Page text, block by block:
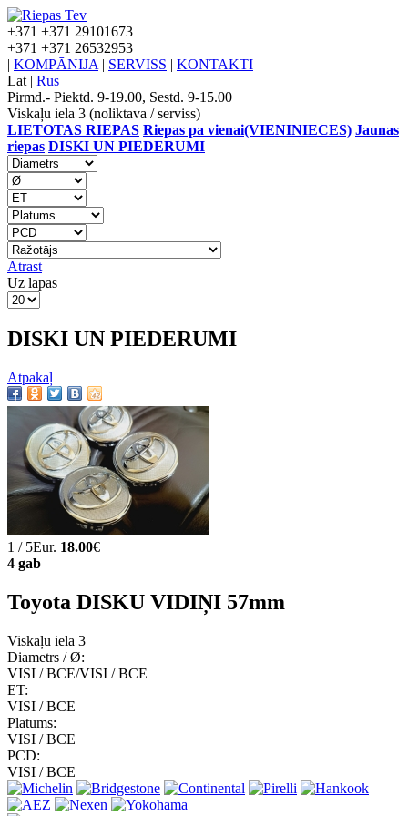
+371 +371 29101673
+371 +371 26532953
| KOMPĀNIJA | SERVISS | KONTAKTI
Lat | Rus
Pirmd.- Piektd. 9-19.00, Sestd. 9-15.00
Viskaļu iela 3 (noliktava / serviss)
LIETOTAS RIEPAS Riepas pa vienai(VIENINIECES) Jaunas
riepas DISKI UN PIEDERUMI
Atrast
Uz lapas
DISKI UN PIEDERUMI
Atpakaļ
1 / 5Eur. 18.00€
4 gab
Toyota DISKU VIDIŅI 57mm
Viskaļu iela 3
Diametrs / Ø:
VISI / ВСЕ/VISI / ВСЕ
ET:
VISI / ВСЕ
Platums:
VISI / ВСЕ
PCD:
VISI / ВСЕ